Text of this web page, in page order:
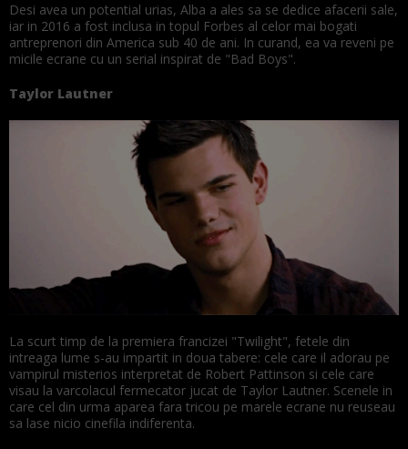
Desi avea un potential urias, Alba a ales sa se dedice afacerii sale,
iar in 2016 a fost inclusa in topul Forbes al celor mai bogati
antreprenori din America sub 40 de ani. In curand, ea va reveni pe
micile ecrane cu un serial inspirat de "Bad Boys".
Taylor Lautner
La scurt timp de la premiera francizei "Twilight", fetele din
intreaga lume s-au impartit in doua tabere: cele care il adorau pe
vampirul misterios interpretat de Robert Pattinson si cele care
visau la varcolacul fermecator jucat de Taylor Lautner. Scenele in
care cel din urma aparea fara tricou pe marele ecrane nu reuseau
sa lase nicio cinefila indiferenta.